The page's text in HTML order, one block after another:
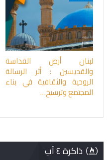
لبنان أرض القداسة
والقديسين : أثر الرسالة
الروحية والثقافية في بناء
المجتمع وترسيخ…
ذاكرة ٤ آب